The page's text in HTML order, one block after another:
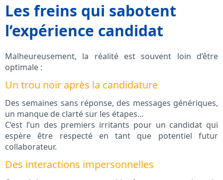
Les freins qui sabotent
l’expérience candidat
Malheureusement, la réalité est souvent loin d’être
optimale :
Un trou noir après la candidature
Des semaines sans réponse, des messages génériques,
un manque de clarté sur les étapes…
C’est l’un des premiers irritants pour un candidat qui
espère être respecté en tant que potentiel futur
collaborateur.
Des interactions impersonnelles